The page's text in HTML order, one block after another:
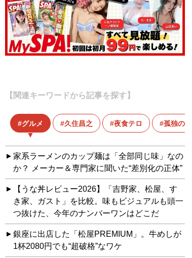
【関連キーワードから記事を探す】
グルメ 久住昌之 夜食テロ 孤独のグ
家系ラーメンのカップ麺は「全部同じ味」なの
か？ メーカー＆専門家に聞いた“差別化の正体”
【うな丼レビュー2026】「吉野家、松屋、す
き家、ガスト」を比較。味もビジュアルも頭一
つ抜けた、今年のナンバーワンはどこだ
銀座に出店した「松屋PREMIUM」。牛めしが
1杯2080円でも“超破格”なワケ